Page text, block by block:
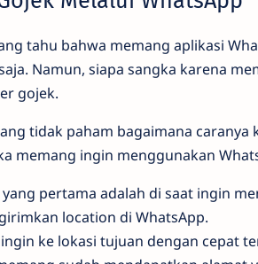
tahu bahwa memang aplikasi
Namun, siapa sangka karena
gojek.
tidak paham bagaimana
memang ingin menggunakan
yang pertama adalah di saat ingin
location di WhatsApp.
ke lokasi tujuan dengan cepat